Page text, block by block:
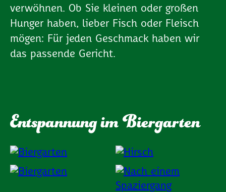
verwöhnen. Ob Sie kleinen oder großen
Hunger haben, lieber Fisch oder Fleisch
mögen: Für jeden Geschmack haben wir
das passende Gericht.
Entspannung im Biergarten